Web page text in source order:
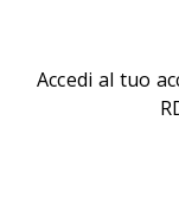
Accedi al tuo